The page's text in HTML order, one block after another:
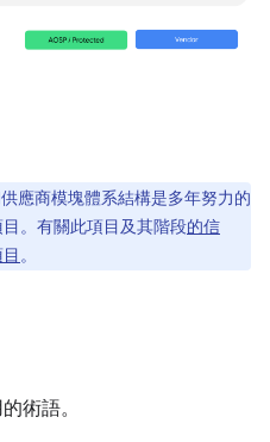
應商模塊體系結構是多年努力的
。有關此項目及其階段的信
。
術語。